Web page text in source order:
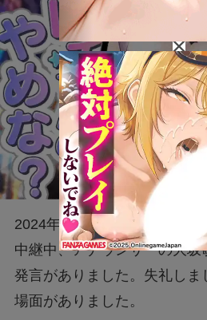
2024年9月8日に行われた大
中継中、アナウンサーの大坂
発言がありました。失礼しま
場面がありました。